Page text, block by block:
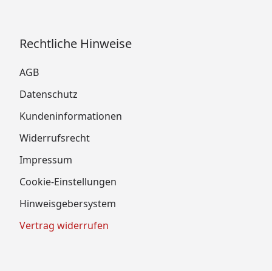
Rechtliche Hinweise
AGB
Datenschutz
Kundeninformationen
Widerrufsrecht
Impressum
Cookie-Einstellungen
Hinweisgebersystem
Vertrag widerrufen